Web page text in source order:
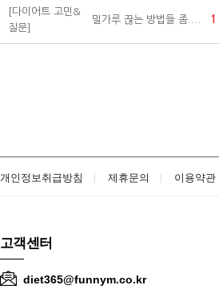
[다이어트 고민&
질문]
밀가루 끊는 방법들 좀.... 1
개인정보취급방침 제휴문의 이용약관
고객센터
diet365@funnym.co.kr